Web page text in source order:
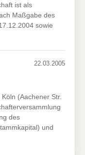
ist als
Maßgabe des
sowie
22.03.2005
(Aachener Str.
des
und